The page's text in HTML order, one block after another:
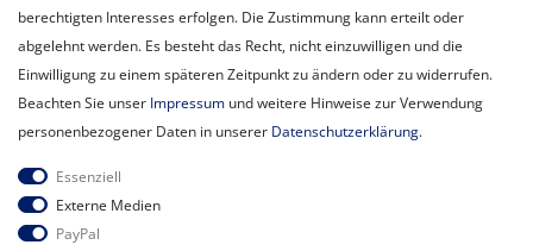
Datenschutzerklärung
AGB
Impressum
Newsletter
Newsletter
Honig
Hiermit bestätige ich, dass ich die
berechtigten Interesses erfolgen. Die Zustimmung kann erteilt oder
abgelehnt werden. Es besteht das Recht, nicht einzuwilligen und die
Einwilligung zu einem späteren Zeitpunkt zu ändern oder zu widerrufen.
Beachten Sie unser Impressum und weitere Hinweise zur Verwendung
personenbezogener Daten in unserer Daten­schutz­erklärung.
Essenziell
Externe Medien
PayPal